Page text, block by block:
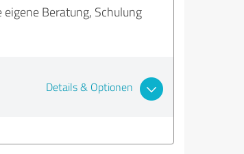
Beratung, Schulung
Details & Optionen